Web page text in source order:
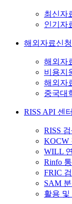
최신자
인기자
해외자료신
해외자
비용지
해외자
중국대
RISS API 센터
RISS
KOCW
WILL
Rinfo
FRIC
SAM
활용